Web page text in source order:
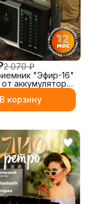
2 070 ₽
"Эфир-16"
аккумулятора
В корзину